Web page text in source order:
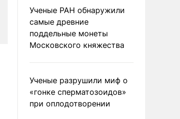
Ученые РАН обнаружили
самые древние
поддельные монеты
Московского княжества
Ученые разрушили миф о
«гонке сперматозоидов»
при оплодотворении